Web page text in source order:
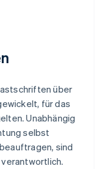
über
für das
Unabhängig
selbst
sind